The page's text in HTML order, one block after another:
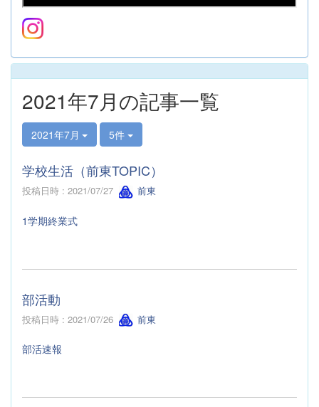
2021年7月の記事一覧
2021年7月 5件
学校生活（前東TOPIC）
投稿日時 : 2021/07/27 前東
1学期終業式
部活動
投稿日時 : 2021/07/26 前東
部活速報